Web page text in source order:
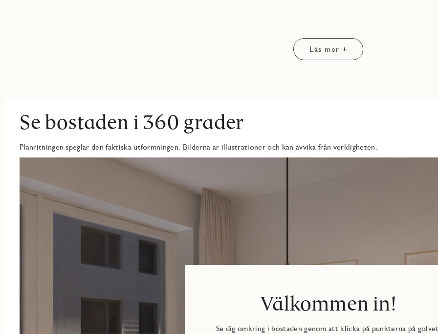
Upplåtelseformen Ägarlägenheter innebär en större flexibelt för ägaren. I Eriksberg Ägarlägenheter kan du leva ett gott liv eller
Läs mer +
Se bostaden i 360 grader
Planritningen speglar den faktiska utformningen. Bilderna är illustrationer och kan avvika från verkligheten.
Välkommen in!
Se dig omkring i bostaden genom att klicka på punkterna på